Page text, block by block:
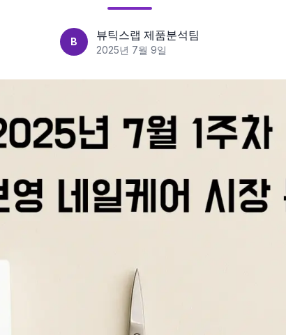
B 뷰틱스랩 제품분석팀
2025년 7월 9일